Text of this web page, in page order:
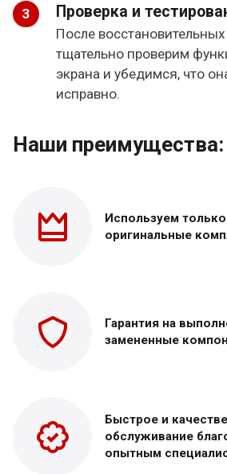
Проверка и
После
тщательно проверим
экрана и убедимся, что
исправно.
Наши преимущества:
Используем только
оригинальные
Гарантия на
замененные
Быстрое и
обслуживание
опытным